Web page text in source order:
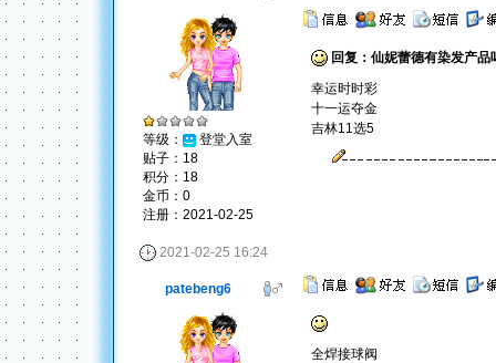
等级：
登堂入室
贴子：18
积分：18
金币：0
注册：2021-02-25
回复：仙妮蕾德有染发产品
幸运时时彩
十一运夺金
吉林11选5
2021-02-25 16:24
patebeng6
全焊接球阀